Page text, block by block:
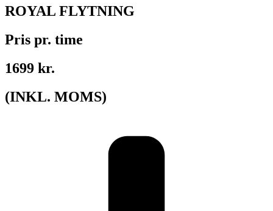
ROYAL FLYTNING
Pris pr. time
1699 kr.
(INKL. MOMS)